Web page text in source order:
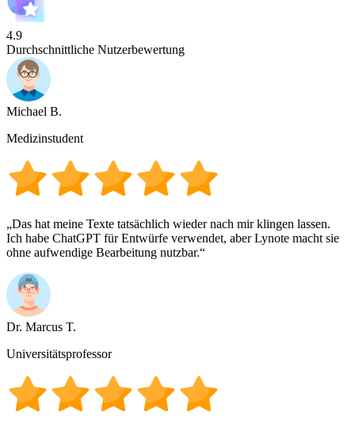
4.9
Durchschnittliche Nutzerbewertung
Michael B.
Medizinstudent
„Das hat meine Texte tatsächlich wieder nach mir klingen lassen.
Ich habe ChatGPT für Entwürfe verwendet, aber Lynote macht sie
ohne aufwendige Bearbeitung nutzbar.“
Dr. Marcus T.
Universitätsprofessor